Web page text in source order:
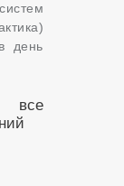
день
все